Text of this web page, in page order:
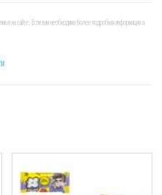
на сайте. Если вам необходима более подробная информация о